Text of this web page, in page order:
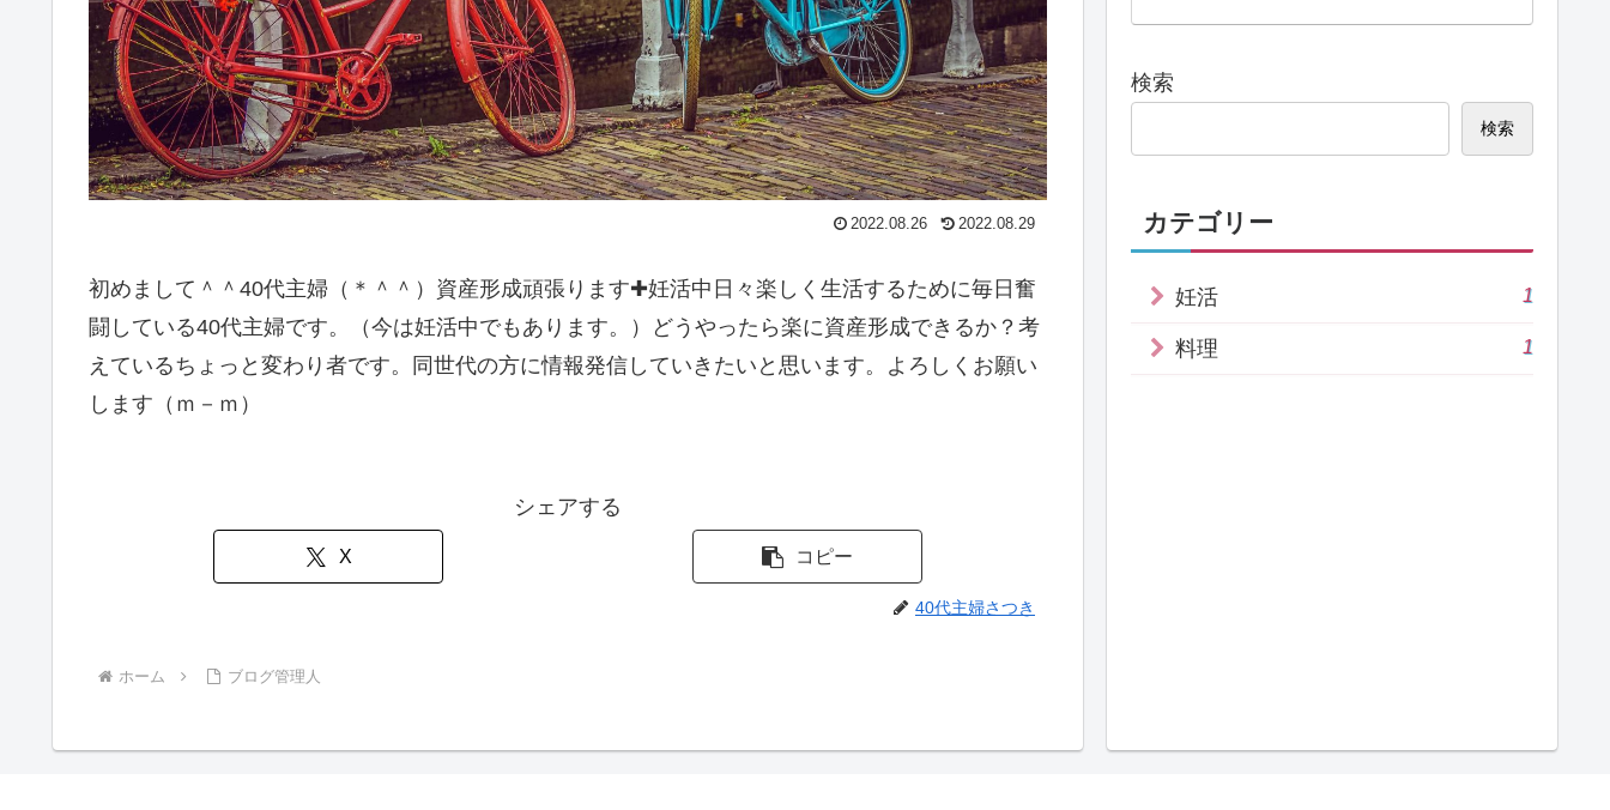
2022.08.26 2022.08.29
初めまして＾＾40代主婦（＊＾＾）資産形成頑張ります✚妊活中日々楽しく生活するために毎日奮
闘している40代主婦です。（今は妊活中でもあります。）どうやったら楽に資産形成できるか？考
えているちょっと変わり者です。同世代の方に情報発信していきたいと思います。よろしくお願い
します（ｍ－ｍ）
シェアする
X コピー
40代主婦さつき
ホーム ブログ管理人
検索
検索
カテゴリー
妊活 1
料理 1